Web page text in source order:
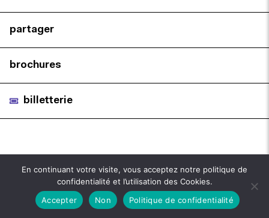
partager
brochures
billetterie
En continuant votre visite, vous acceptez notre politique de
confidentialité et l’utilisation des Cookies.
Accepter
Non Politique de confidentialité